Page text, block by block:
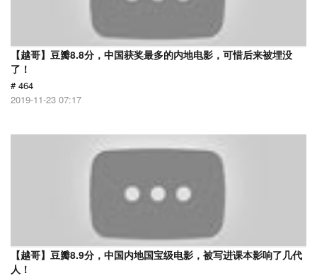
【越哥】豆瓣8.8分，中国获奖最多的内地电影，可惜后来被埋没
了！
# 464
2019-11-23 07:17
【越哥】豆瓣8.9分，中国内地国宝级电影，被写进课本影响了几代
人！